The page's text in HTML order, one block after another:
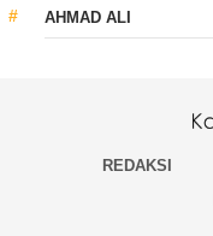
AHMAD ALI
REDAKSI